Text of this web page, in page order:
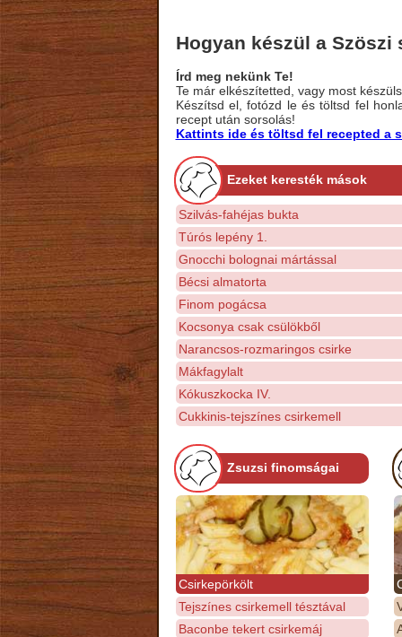
Hogyan készül a Szöszi
Írd meg nekünk Te!
Te már elkészítetted, vagy most
Készítsd el, fotózd le és töltsd fel
recept után sorsolás!
Kattints ide és töltsd fel recepted a
Ezeket keresték mások
Szilvás-fahéjas bukta
Túrós lepény 1.
Gnocchi bolognai mártással
Bécsi almatorta
Finom pogácsa
Kocsonya csak csülökből
Narancsos-rozmaringos csirke
Mákfagylalt
Kókuszkocka IV.
Cukkinis-tejszínes csirkemell
Zsuzsi finomságai
Csirkepörkölt
Tejszínes csirkemell tésztával
Baconbe tekert csirkemáj